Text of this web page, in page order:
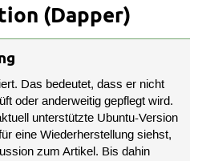
(Dapper)
Das bedeutet, dass er nicht
oder anderweitig gepflegt wird.
unterstützte Ubuntu-Version
eine Wiederherstellung siehst,
zum Artikel. Bis dahin